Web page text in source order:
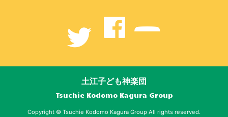
土江子ども神楽団
Tsuchie Kodomo Kagura Group
Copyright © Tsuchie Kodomo Kagura Group All rights reserved.